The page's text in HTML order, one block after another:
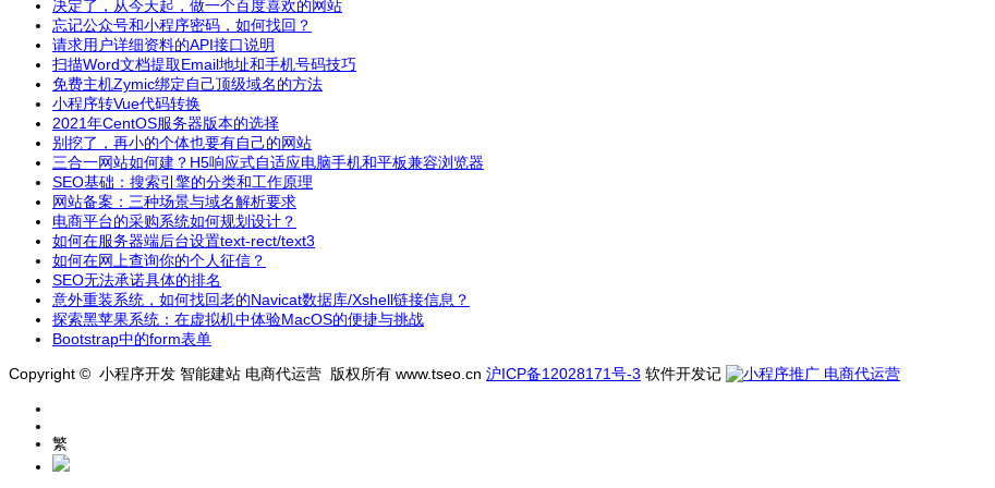
决定了，从今天起，做一个百度喜欢的网站
忘记公众号和小程序密码，如何找回？
请求用户详细资料的API接口说明
扫描Word文档提取Email地址和手机号码技巧
免费主机Zymic绑定自己顶级域名的方法
小程序转Vue代码转换
2021年CentOS服务器版本的选择
别挖了，再小的个体也要有自己的网站
三合一网站如何建？H5响应式自适应电脑手机和平板兼容浏览器
SEO基础：搜索引擎的分类和工作原理
网站备案：三种场景与域名解析要求
电商平台的采购系统如何规划设计？
如何在服务器端后台设置text-rect/text3
如何在网上查询你的个人征信？
SEO无法承诺具体的排名
意外重装系统，如何找回老的Navicat数据库/Xshell链接信息？
探索黑苹果系统：在虚拟机中体验MacOS的便捷与挑战
Bootstrap中的form表单
Copyright © 小程序开发 智能建站 电商代运营 版权所有 www.tseo.cn 沪ICP备12028171号-3 软件开发记
繁